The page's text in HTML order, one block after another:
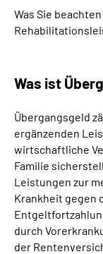
Beratung &
Über uns &
Online-Services
Suche
Language
Inhalte in
Was Sie
Was ist
Übergangsgeld
ergänzenden
wirtschaftliche
Familie
Leistungen zur
Krankheit gegen
durch
der